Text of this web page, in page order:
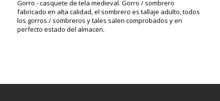
Gorro - casquete de tela medieval. Gorro / sombrero
fabricado en alta calidad, el sombrero es tallaje adulto, todos
los gorros / sombreros y tales salen comprobados y en
perfecto estado del almacen.